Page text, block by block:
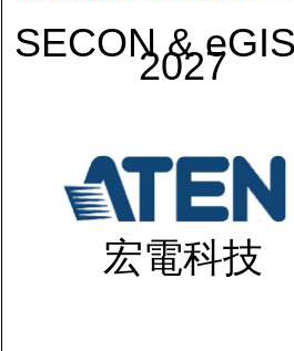
SECON &
2027
宏電科技